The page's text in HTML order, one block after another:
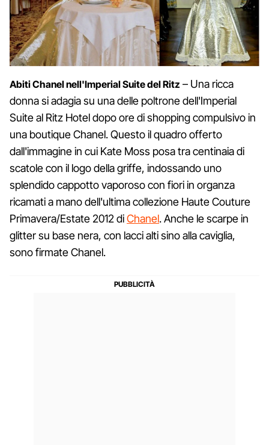
Abiti Chanel nell'Imperial Suite del Ritz – Una ricca
donna si adagia su una delle poltrone dell'Imperial
Suite al Ritz Hotel dopo ore di shopping compulsivo in
una boutique Chanel. Questo il quadro offerto
dall'immagine in cui Kate Moss posa tra centinaia di
scatole con il logo della griffe, indossando uno
splendido cappotto vaporoso con fiori in organza
ricamati a mano dell'ultima collezione Haute Couture
Primavera/Estate 2012 diChanel. Anche le scarpe in
glitter su base nera, con lacci alti sino alla caviglia,
sono firmate Chanel.